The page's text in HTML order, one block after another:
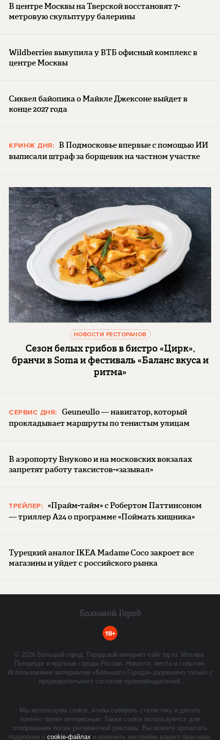
В центре Москвы на Тверской восстановят 7-
метровую скульптуру балерины
Wildberries выкупила у ВТБ офисный комплекс в
центре Москвы
Сиквел байопика о Майкле Джексоне выйдет в
конце 2027 года
КРИНЖ ДНЯ: В Подмосковье впервые с помощью ИИ
выписали штраф за борщевик на частном участке
НОВОСТИ РЕСТОРАНОВ
Сезон белых грибов в бистро «Цирк»,
бранчи в Soma и фестиваль «Баланс вкуса и
ритма»
СЕРВИС ДНЯ:
Geuneullo — навигатор, который
прокладывает маршруты по тенистым улицам
В аэропорту Внуково и на московских вокзалах
запретят работу таксистов-«зазывал»
ТРЕЙЛЕР:
«Прайм-тайм» с Робертом Паттинсоном
— триллер A24 о программе «Поймать хищника»
Турецкий аналог IKEA Madame Coco закроет все
магазины и уйдет с российского рынка
18+
© 2026 Большой город. Городской интернет-сайт bg.ru. Москва,
Петербург и крупные города России. Новости, места и события.
Использование материалов «Большого Города» разрешено только с
предварительного согласия правообладателей.
Мы используем cookie, чтобы собирать статистику и делать
контент более интересным. Также cookie используются для
отображения более релевантной рекламы. Вы можете прочитать
подробнее о cookie-файлах и изменить настройки вашего браузера.